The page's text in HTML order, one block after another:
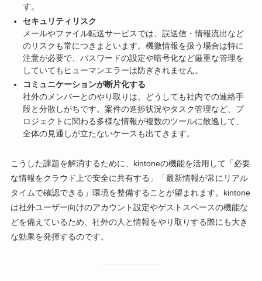
す。
セキュリティリスク
メールやファイル転送サービスでは、誤送信・情報流出など
のリスクも常につきまといます。機微情報を扱う場合は特に
注意が必要で、パスワードの設定や暗号化など厳重な管理を
していてもヒューマンエラーは防ぎきれません。
コミュニケーションが断片化する
社外のメンバーとのやり取りは、どうしても社内での連絡手
段と分散しがちです。案件の進捗状況やタスク管理など、プ
ロジェクトに関わる多様な情報が複数のツールに散逸して、
全体の見通しが立たないケースも出てきます。
こうした課題を解消するために、kintoneの機能を活用して「必要
な情報をクラウド上で安全に共有する」「最新情報が常にリアル
タイムで確認できる」環境を整備することが望まれます。kintone
は社外ユーザー向けのアカウント設定やゲストスペースの機能な
どを備えているため、社外の人と情報をやり取りする際にも大き
な効果を発揮するのです。